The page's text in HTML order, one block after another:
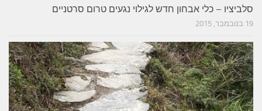
סלביציו – כלי אבחון חדש לגילוי נגעים טרום סרטניים
19 בנובמבר, 2015